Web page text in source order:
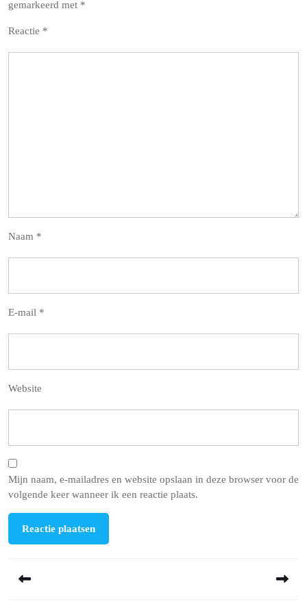
gemarkeerd met *
Reactie *
Naam *
E-mail *
Website
Mijn naam, e-mailadres en website opslaan in deze browser voor de
volgende keer wanneer ik een reactie plaats.